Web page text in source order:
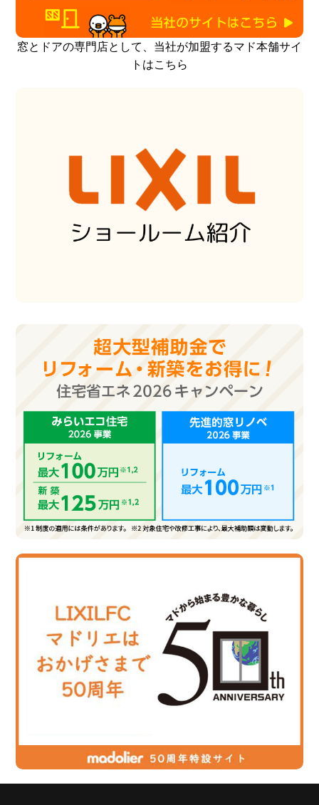
窓とドアの専門店として、当社が加盟するマド本舗サイ
トはこちら